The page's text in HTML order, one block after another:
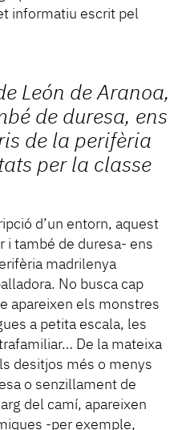
informatiu escrit pel
León de Aranoa,
de duresa, ens
de la perifèria
per la classe
d’un entorn, aquest
i també de duresa- ens
madrilenya
No busca cap
apareixen els monstres
a petita escala, les
De la mateixa
desitjos més o menys
o senzillament de
del camí, apareixen
-per exemple,